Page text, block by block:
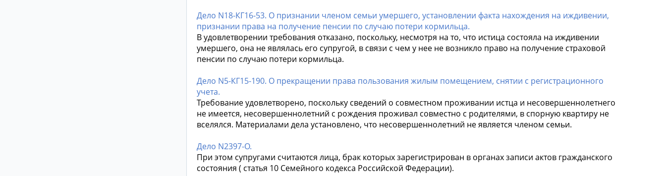
Дело N18-КГ16-53. О признании членом семьи умершего, установлении факта нахождения на иждивении,
признании права на получение пенсии по случаю потери кормильца.
В удовлетворении требования отказано, поскольку, несмотря на то, что истица состояла на иждивении
умершего, она не являлась его супругой, в связи с чем у нее не возникло право на получение страховой
пенсии по случаю потери кормильца.
Дело N5-КГ15-190. О прекращении права пользования жилым помещением, снятии с регистрационного
учета.
Требование удовлетворено, поскольку сведений о совместном проживании истца и несовершеннолетнего
не имеется, несовершеннолетний с рождения проживал совместно с родителями, в спорную квартиру не
вселялся. Материалами дела установлено, что несовершеннолетний не является членом семьи.
Дело N2397-О.
При этом супругами считаются лица, брак которых зарегистрирован в органах записи актов гражданского
состояния ( статья 10 Семейного кодекса Российской Федерации).